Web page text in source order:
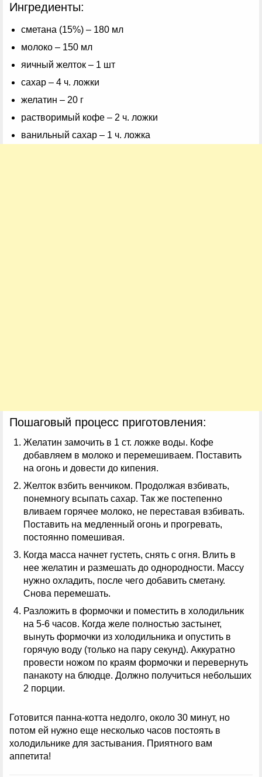
Ингредиенты:
сметана (15%) – 180 мл
молоко – 150 мл
яичный желток – 1 шт
сахар – 4 ч. ложки
желатин – 20 г
растворимый кофе – 2 ч. ложки
ванильный сахар – 1 ч. ложка
Пошаговый процесс приготовления:
Желатин замочить в 1 ст. ложке воды. Кофе
добавляем в молоко и перемешиваем. Поставить
на огонь и довести до кипения.
Желток взбить венчиком. Продолжая взбивать,
понемногу всыпать сахар. Так же постепенно
вливаем горячее молоко, не переставая взбивать.
Поставить на медленный огонь и прогревать,
постоянно помешивая.
Когда масса начнет густеть, снять с огня. Влить в
нее желатин и размешать до однородности. Массу
нужно охладить, после чего добавить сметану.
Снова перемешать.
Разложить в формочки и поместить в холодильник
на 5-6 часов. Когда желе полностью застынет,
вынуть формочки из холодильника и опустить в
горячую воду (только на пару секунд). Аккуратно
провести ножом по краям формочки и перевернуть
панакоту на блюдце. Должно получиться небольших
2 порции.
Готовится панна-котта недолго, около 30 минут, но
потом ей нужно еще несколько часов постоять в
холодильнике для застывания. Приятного вам
аппетита!